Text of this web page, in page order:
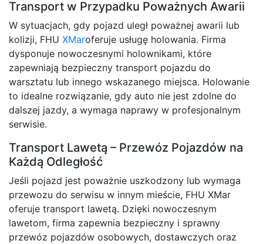
Transport w Przypadku Poważnych Awarii
W sytuacjach, gdy pojazd uległ poważnej awarii lub
kolizji, FHU XMaroferuje usługę holowania. Firma
dysponuje nowoczesnymi holownikami, które
zapewniają bezpieczny transport pojazdu do
warsztatu lub innego wskazanego miejsca. Holowanie
to idealne rozwiązanie, gdy auto nie jest zdolne do
dalszej jazdy, a wymaga naprawy w profesjonalnym
serwisie.
Transport Lawetą – Przewóz Pojazdów na
Każdą Odległość
Jeśli pojazd jest poważnie uszkodzony lub wymaga
przewozu do serwisu w innym mieście, FHU XMar
oferuje transport lawetą. Dzięki nowoczesnym
lawetom, firma zapewnia bezpieczny i sprawny
przewóz pojazdów osobowych, dostawczych oraz